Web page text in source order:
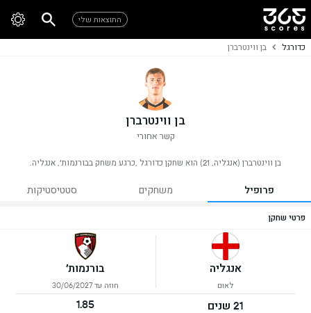
התוצאות שלי
כדורגל בן ווינטרברן
בן ווינטרברן
קשר אחורי
בן ווינטרברן (אנגליה, 21) הוא שחקן כדורגל ,כרגע משחק בבורנמות׳, אנגליה.
פרופיל משחקים סטטיסטיקות
פרטי שחקן
אנגליה
לאום
בורנמות׳
חוזה עד 30/06/2027
21 שנים 1.85